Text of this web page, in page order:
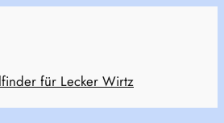
für Lecker Wirtz